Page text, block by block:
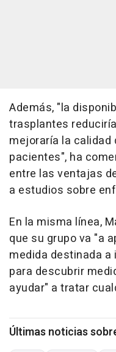
Además, "la
trasplantes
mejoraría la calidad
pacientes", ha
entre las ventajas
a estudios sobre
En la misma línea,
que su grupo va "a
medida destinada
para descubrir
ayudar" a tratar
Últimas noticias